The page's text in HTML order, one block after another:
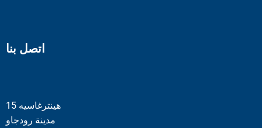
اتصل بنا
هينترغاسيه 15
مدينة رودجاو